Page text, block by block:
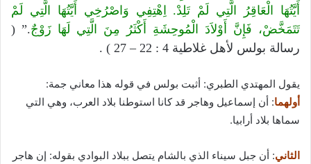
أَيَّتُهَا الْعَاقِرُ الَّتِي لَمْ تَلِدْ. اِهْتِفِي وَاصْرُخِي أَيَّتُهَا الَّتِي لَمْ
تَتَمَخَّضْ، فَإِنَّ أَوْلاَدَ الْمُوحِشَةِ أَكْثَرُ مِنَ الَّتِي لَهَا زَوْجٌ.” (
رسالة بولس لأهل غلاطية 4 : 22 – 27 ) .
يقول المهتدي الطبري: أثبت بولس في قوله هذا معاني جمة:
أولهما: أن إسماعيل وهاجر قد كانا استوطنا بلاد العرب، وهي التي
سماها بلاد أرابيا.
الثاني: أن جبل سيناء الذي بالشام يتصل ببلاد البوادي بقوله: إن هاجر